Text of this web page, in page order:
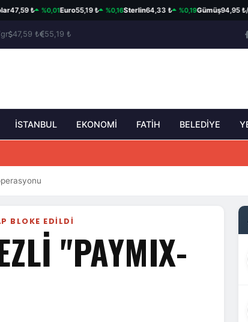
₺ %0,01Euro55,19 ₺ %0,16 Sterlin64,33 ₺ %0,19 Gümüş94,95 ₺/gr
47,59 ₺ 55,19 ₺
İSTANBUL EKONOMİ FATİH BELEDİYE
BLOKE EDILDI
"PAYMIX-